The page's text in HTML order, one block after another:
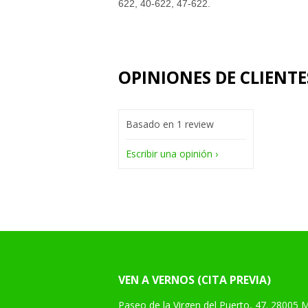
622, 40-622, 47-622.
OPINIONES DE
Basado en 1 review
Escribir una opinión
VEN A VERNOS (CITA PREVIA)
Paseo de la Virgen del Puerto, 47. 28005